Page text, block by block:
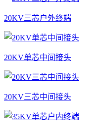
20KV三芯户外终端
20KV单芯中间接头
20KV三芯中间接头